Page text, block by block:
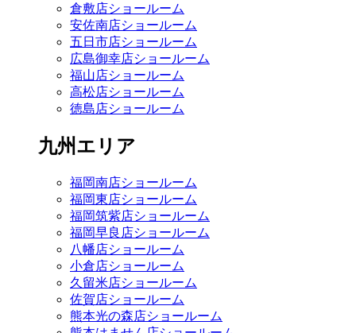
倉敷店ショールーム
安佐南店ショールーム
五日市店ショールーム
広島御幸店ショールーム
福山店ショールーム
高松店ショールーム
徳島店ショールーム
九州エリア
福岡南店ショールーム
福岡東店ショールーム
福岡筑紫店ショールーム
福岡早良店ショールーム
八幡店ショールーム
小倉店ショールーム
久留米店ショールーム
佐賀店ショールーム
熊本光の森店ショールーム